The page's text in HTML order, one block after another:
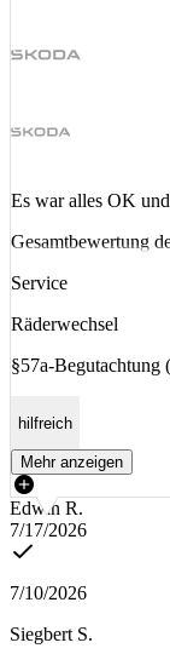
Es war alles OK
Gesamtbewertung
Service
Räderwechsel
§57a-Begutachtung
hilfreich
Mehr anzeigen
Edwin R.
7/17/2026
7/10/2026
Siegbert S.